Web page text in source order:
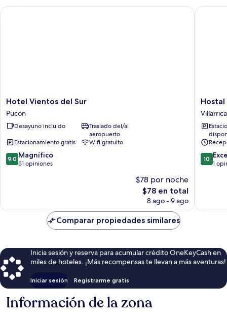
la
Hotel
Vientos
del
Sur
Hotel Vientos del Sur
Pucón
Desayuno incluido
Traslado del/al
aeropuerto
Estacionamiento gratis
Wifi gratuito
9.0
de
9.0 Magnífico
51 opiniones
$78 por noche
El
precio
es
$78 en total
8 ago - 9 ago
Hotel Vientos del Sur
Hostal
&
Cabañas
Don
Juan
Villarrica
Hostal
Villarrica
10.0
de
10
1
Hostal
Comparar propiedades similares
Inicia sesión y reserva para acumular crédito OneKeyCash en
miles de hoteles. ¡Más recompensas te llevan a más aventuras!
Iniciar sesión Registrarme gratis
Información de la zona